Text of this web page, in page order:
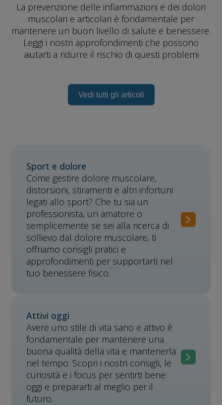
La prevenzione delle infiammazioni e dei dolori
muscolari e articolari è fondamentale per
mantenere un buon livello di salute e benessere.
Leggi i nostri approfondimenti che possono
aiutarti a ridurre il rischio di questi problemi
Sport e dolore
Come gestire dolore muscolare,
distorsioni, stiramenti e altri infortuni
legati allo sport? Che tu sia un
professionista, un amatore o
semplicemente se sei alla ricerca di
sollievo dal dolore muscolare, ti
offriamo consigli pratici e
approfondimenti per supportarti nel
tuo benessere fisico.
Attivi oggi
Avere uno stile di vita sano e attivo è
fondamentale per mantenere una
buona qualità della vita e mantenerla
nel tempo. Scopri i nostri consigli, le
curiosità e i focus per sentirti bene
oggi e prepararti al meglio per il
futuro.
Vedi tutti gli articoli